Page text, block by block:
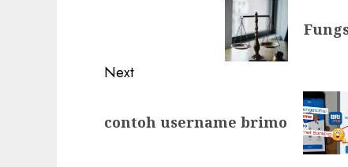
Next
post:
contoh username brimo